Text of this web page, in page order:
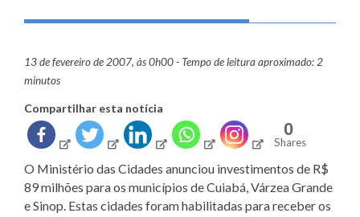
13 de fevereiro de 2007, às 0h00 - Tempo de leitura aproximado: 2
minutos
Compartilhar esta notícia
0
Shares
O Ministério das Cidades anunciou investimentos de R$
89 milhões para os municípios de Cuiabá, Várzea Grande
e Sinop. Estas cidades foram habilitadas para receber os